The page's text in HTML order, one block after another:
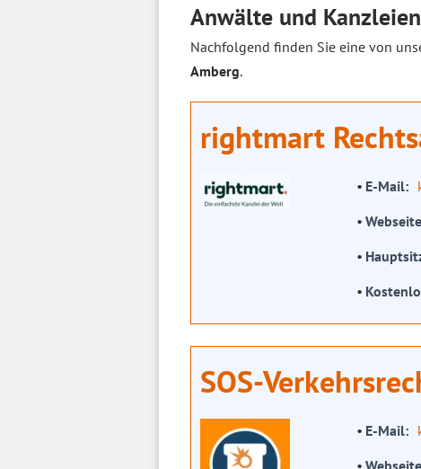
Anwälte und
Nachfolgend finden Sie eine von
Amberg.
rightmart
E-Mail
Webseite
SOS-
E-Mail
Webseite